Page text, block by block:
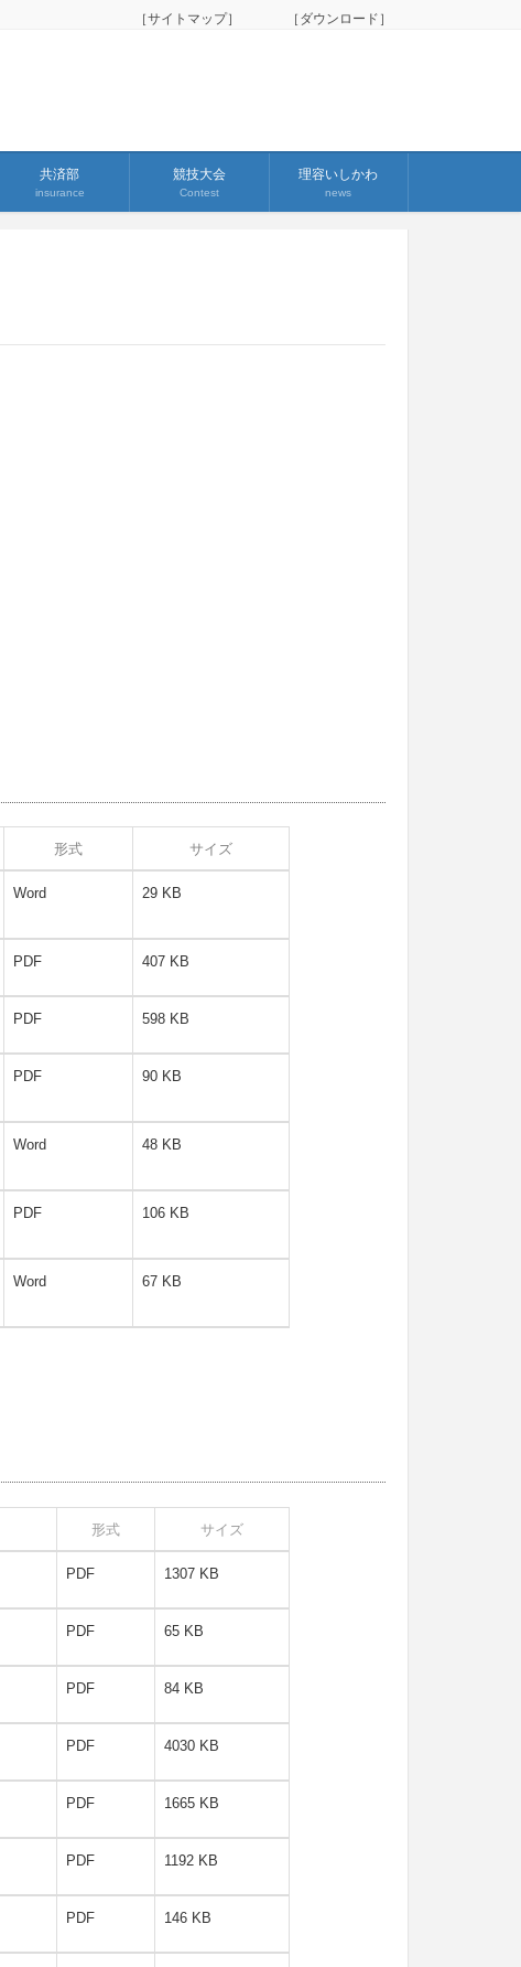
［サイトマップ］ ［ダウンロード］
共済部
insurance
競技大会
Contest
理容いしかわ
news
形式 サイズ
Word 29 KB
PDF 407 KB
PDF 598 KB
PDF 90 KB
Word 48 KB
PDF 106 KB
Word 67 KB
形式 サイズ
PDF 1307 KB
PDF 65 KB
PDF 84 KB
PDF 4030 KB
PDF 1665 KB
PDF 1192 KB
PDF 146 KB